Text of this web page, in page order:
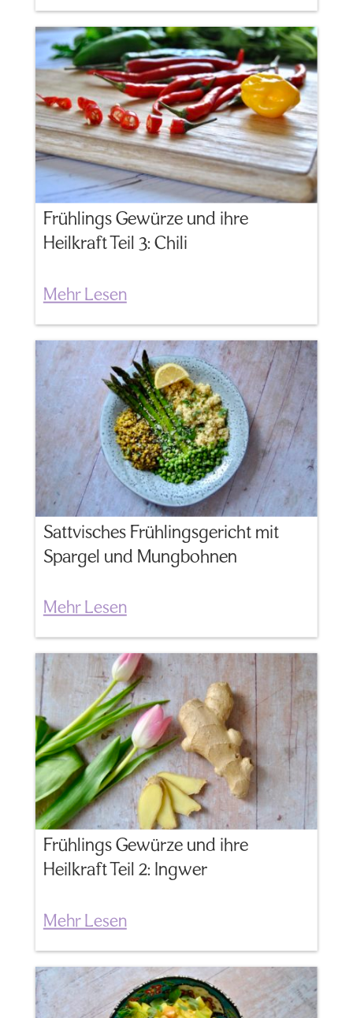
Frühlings Gewürze und ihre
Heilkraft Teil 3: Chili
Mehr Lesen
Sattvisches Frühlingsgericht mit
Spargel und Mungbohnen
Mehr Lesen
Frühlings Gewürze und ihre
Heilkraft Teil 2: Ingwer
Mehr Lesen